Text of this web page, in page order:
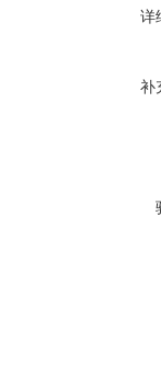
详
补